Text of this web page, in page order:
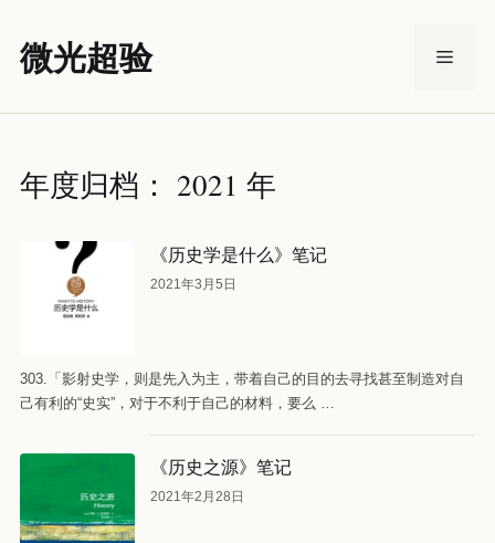
微光超验 菜
年度归档： 2021 年
《历史学是什么》笔记
2021年3月5日
303.「影射史学，则是先入为主，带着自己的目的去寻找甚至制造对自
己有利的“史实”，对于不利于自己的材料，要么 …
《历史之源》笔记
2021年2月28日